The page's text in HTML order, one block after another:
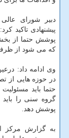
دبیر شورای
پیشنهادی تاکید
پوشش حتما از
که می شود از
وی ادامه داد:
در حوزه هایی از
حتما باید
پوشش دهد.
به گزارش مرکز